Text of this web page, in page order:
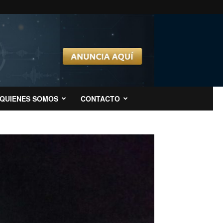
QUIENES SOMOS CONTACTO